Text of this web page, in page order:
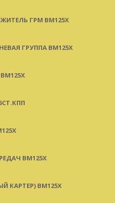
ГРМ BM125X
ГРУППА BM125X
BM125X
КАРТЕР) BM125X